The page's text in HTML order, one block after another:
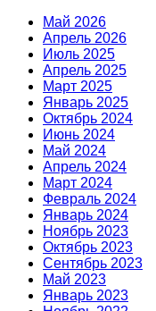
Май 2026
Апрель 2026
Июль 2025
Апрель 2025
Март 2025
Январь 2025
Октябрь 2024
Июнь 2024
Май 2024
Апрель 2024
Март 2024
Февраль 2024
Январь 2024
Ноябрь 2023
Октябрь 2023
Сентябрь 2023
Май 2023
Январь 2023